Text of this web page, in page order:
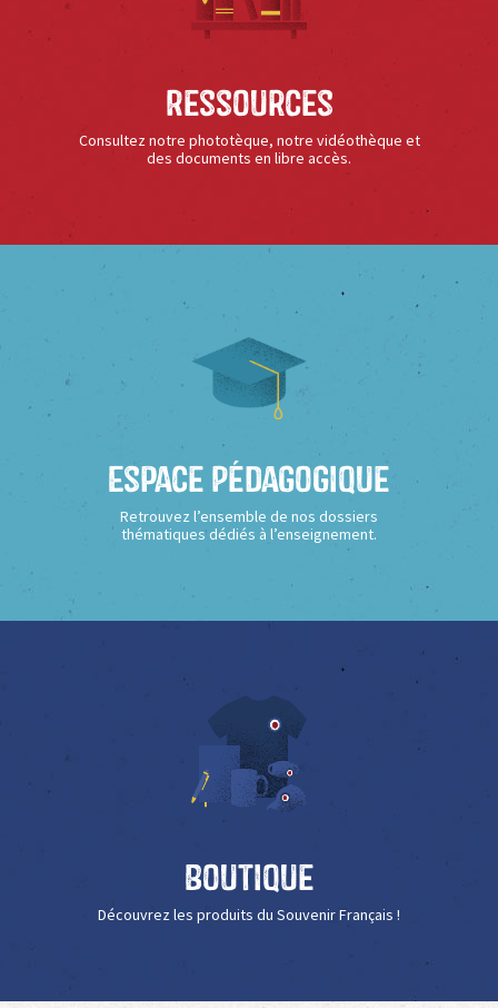
Ressources
Consultez notre phototèque, notre vidéothèque et
des documents en libre accès.
Espace Pédagogique
Retrouvez l’ensemble de nos dossiers
thématiques dédiés à l’enseignement.
Boutique
Découvrez les produits du Souvenir Français !